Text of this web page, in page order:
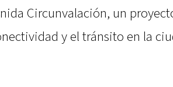
Circunvalación, un
y el tránsito en la